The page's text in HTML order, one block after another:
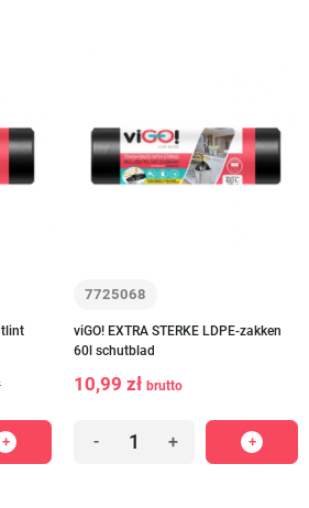
7725068
viGO! EXTRA STERKE LDPE-zakken
60l schutblad
10,99 zł brutto
- +